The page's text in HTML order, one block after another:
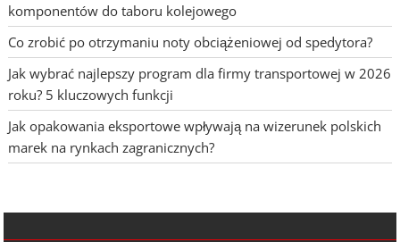
komponentów do taboru kolejowego
Co zrobić po otrzymaniu noty obciążeniowej od spedytora?
Jak wybrać najlepszy program dla firmy transportowej w 2026
roku? 5 kluczowych funkcji
Jak opakowania eksportowe wpływają na wizerunek polskich
marek na rynkach zagranicznych?